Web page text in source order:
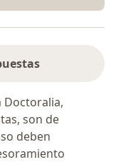
Doctoralia,
son de
deben